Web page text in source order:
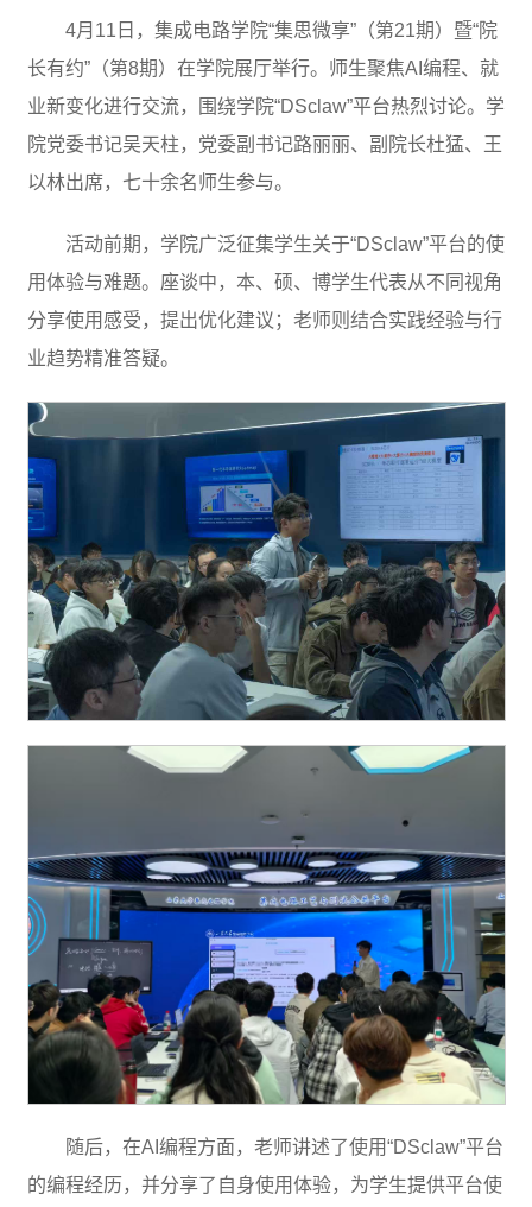
4月11日，集成电路学院“集思微享”（第21期）暨“院
长有约”（第8期）在学院展厅举行。师生聚焦AI编程、就
业新变化进行交流，围绕学院“DSclaw”平台热烈讨论。学
院党委书记吴天柱，党委副书记路丽丽、副院长杜猛、王
以林出席，七十余名师生参与。
活动前期，学院广泛征集学生关于“DSclaw”平台的使
用体验与难题。座谈中，本、硕、博学生代表从不同视角
分享使用感受，提出优化建议；老师则结合实践经验与行
业趋势精准答疑。
随后，在AI编程方面，老师讲述了使用“DSclaw”平台
的编程经历，并分享了自身使用体验，为学生提供平台使